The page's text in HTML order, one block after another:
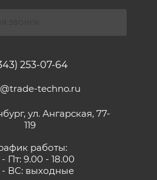
253-07-64
techno.ru
ул. Ангарская, 77-
119
работы:
Пт: 9.00 - 18.00
ВС: выходные